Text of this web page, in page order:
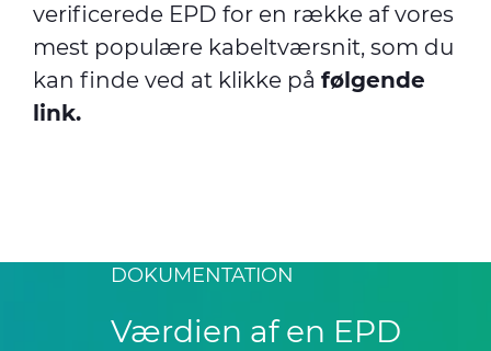
verificerede EPD for en række af vores
mest populære kabeltværsnit, som du
kan finde ved at klikke på følgende
link.
DOKUMENTATION
Værdien af en EPD